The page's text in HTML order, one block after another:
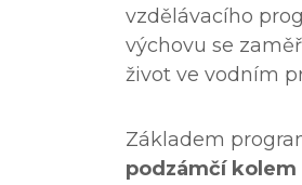
vzdělávacího
výchovu se
život ve vodním
Základem
podzámčí